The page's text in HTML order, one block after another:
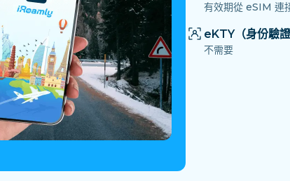
有效期從 eSIM 連
eKTY（身份驗證
不需要